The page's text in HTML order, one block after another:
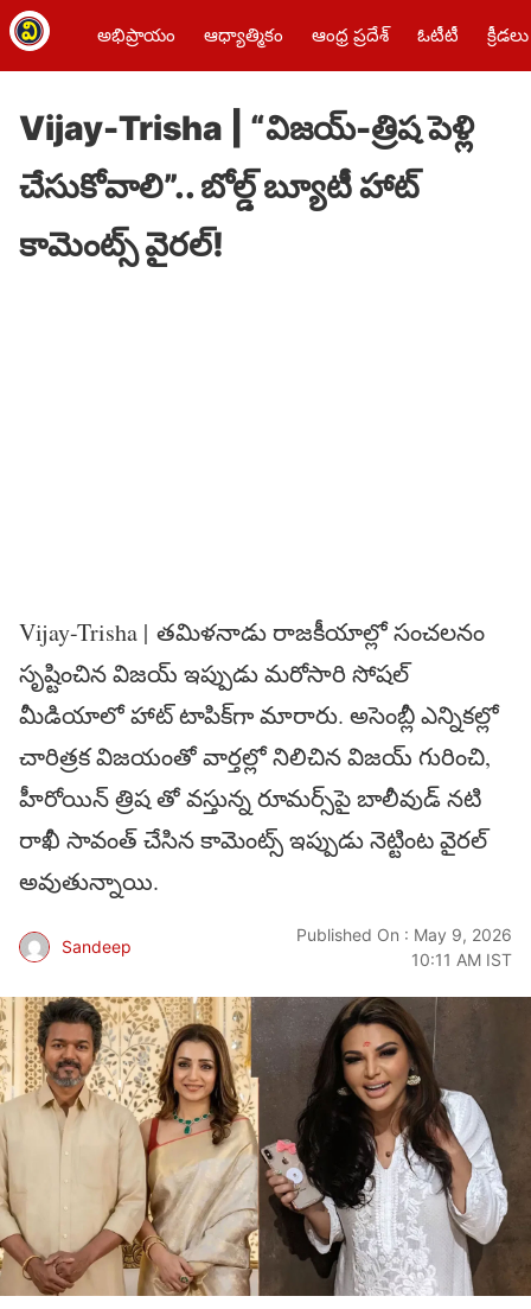
అభిప్రాయం ఆధ్యాత్మికం ఆంధ్ర ప్రదేశ్ ఓటీటీ క్రీడలు
Vijay-Trisha | “విజయ్-త్రిష పెళ్లి
చేసుకోవాలి”.. బోల్డ్ బ్యూటీ హాట్‌
కామెంట్స్ వైరల్!
Vijay-Trisha | తమిళనాడు రాజకీయాల్లో సంచలనం
సృష్టించిన విజయ్ ఇప్పుడు మరోసారి సోషల్
మీడియాలో హాట్ టాపిక్‌గా మారారు. అసెంబ్లీ ఎన్నికల్లో
చారిత్రక విజయంతో వార్తల్లో నిలిచిన విజయ్ గురించి,
హీరోయిన్ త్రిష తో వస్తున్న రూమర్స్‌పై బాలీవుడ్ నటి
రాఖీ సావంత్ చేసిన కామెంట్స్ ఇప్పుడు నెట్టింట వైరల్
అవుతున్నాయి.
Sandeep
Published On : May 9, 2026
10:11 AM IST